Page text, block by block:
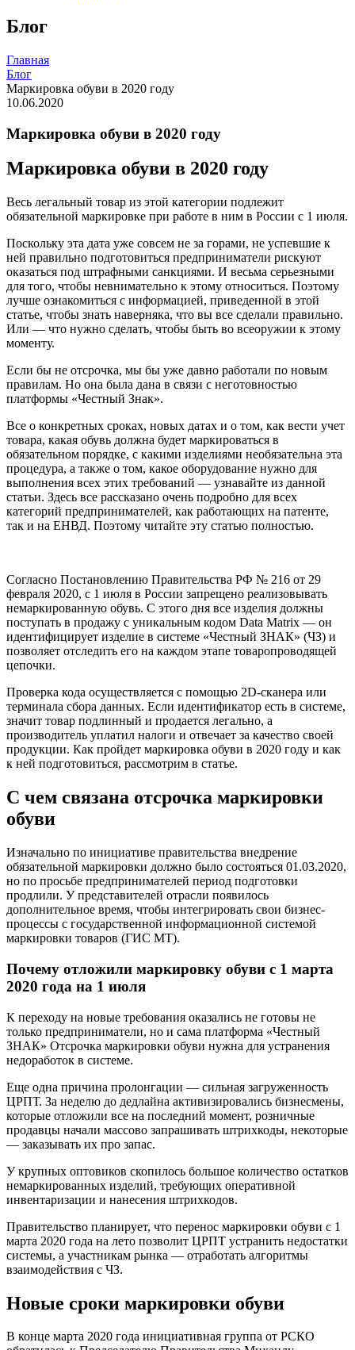
Блог
Главная
Блог
Маркировка обуви в 2020 году
10.06.2020
Маркировка обуви в 2020 году
Маркировка обуви в 2020 году
Весь легальный товар из этой категории подлежит
обязательной маркировке при работе в ним в России с 1 июля.
Поскольку эта дата уже совсем не за горами, не успевшие к
ней правильно подготовиться предприниматели рискуют
оказаться под штрафными санкциями. И весьма серьезными
для того, чтобы невнимательно к этому относиться. Поэтому
лучше ознакомиться с информацией, приведенной в этой
статье, чтобы знать наверняка, что вы все сделали правильно.
Или — что нужно сделать, чтобы быть во всеоружии к этому
моменту.
Если бы не отсрочка, мы бы уже давно работали по новым
правилам. Но она была дана в связи с неготовностью
платформы «Честный Знак».
Все о конкретных сроках, новых датах и о том, как вести учет
товара, какая обувь должна будет маркироваться в
обязательном порядке, с какими изделиями необязательна эта
процедура, а также о том, какое оборудование нужно для
выполнения всех этих требований — узнавайте из данной
статьи. Здесь все рассказано очень подробно для всех
категорий предпринимателей, как работающих на патенте,
так и на ЕНВД. Поэтому читайте эту статью полностью.
Согласно Постановлению Правительства РФ № 216 от 29
февраля 2020, с 1 июля в России запрещено реализовывать
немаркированную обувь. С этого дня все изделия должны
поступать в продажу с уникальным кодом Data Matrix — он
идентифицирует изделие в системе «Честный ЗНАК» (ЧЗ) и
позволяет отследить его на каждом этапе товаропроводящей
цепочки.
Проверка кода осуществляется с помощью 2D-сканера или
терминала сбора данных. Если идентификатор есть в системе,
значит товар подлинный и продается легально, а
производитель уплатил налоги и отвечает за качество своей
продукции. Как пройдет маркировка обуви в 2020 году и как
к ней подготовиться, рассмотрим в статье.
С чем связана отсрочка маркировки
обуви
Изначально по инициативе правительства внедрение
обязательной маркировки должно было состояться 01.03.2020,
но по просьбе предпринимателей период подготовки
продлили. У представителей отрасли появилось
дополнительное время, чтобы интегрировать свои бизнес-
процессы с государственной информационной системой
маркировки товаров (ГИС МТ).
Почему отложили маркировку обуви с 1 марта
2020 года на 1 июля
К переходу на новые требования оказались не готовы не
только предприниматели, но и сама платформа «Честный
ЗНАК» Отсрочка маркировки обуви нужна для устранения
недоработок в системе.
Еще одна причина пролонгации — сильная загруженность
ЦРПТ. За неделю до дедлайна активизировались бизнесмены,
которые отложили все на последний момент, розничные
продавцы начали массово запрашивать штрихкоды, некоторые
— заказывать их про запас.
У крупных оптовиков скопилось большое количество остатков
немаркированных изделий, требующих оперативной
инвентаризации и нанесения штрихкодов.
Правительство планирует, что перенос маркировки обуви с 1
марта 2020 года на лето позволит ЦРПТ устранить недостатки
системы, а участникам рынка — отработать алгоритмы
взаимодействия с ЧЗ.
Новые сроки маркировки обуви
В конце марта 2020 года инициативная группа от РСКО